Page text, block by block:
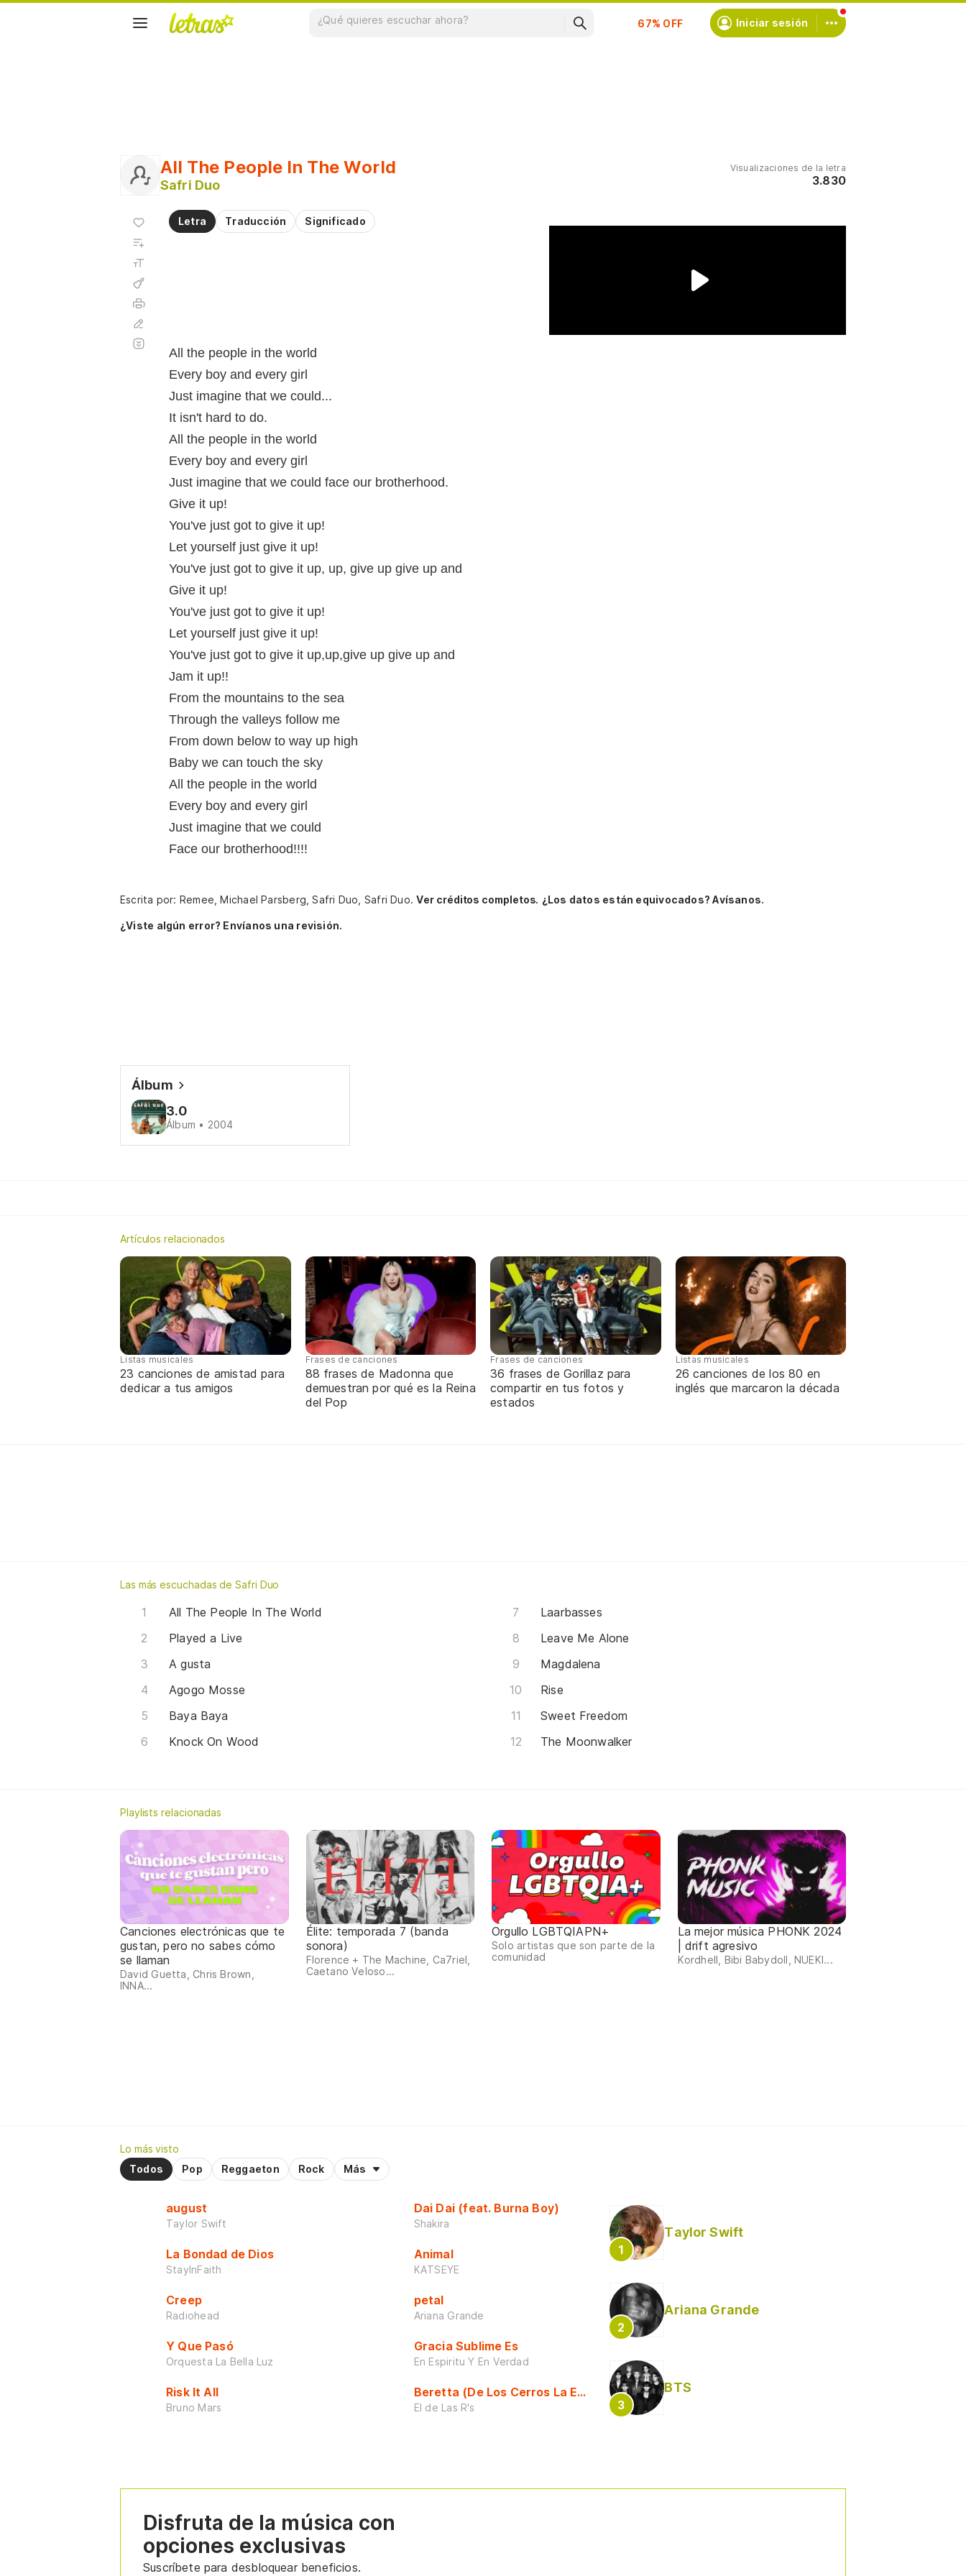
Suscríbete Iniciar sesión
Visualizaciones de la letra
3.830
All The People In The World
Safri Duo
Letra Traducción Significado
All the people in the world
Every boy and every girl
Just imagine that we could...
It isn't hard to do.
All the people in the world
Every boy and every girl
Just imagine that we could face our brotherhood.
Give it up!
You've just got to give it up!
Let yourself just give it up!
You've just got to give it up, up, give up give up and
Give it up!
You've just got to give it up!
Let yourself just give it up!
You've just got to give it up,up,give up give up and
Jam it up!!
From the mountains to the sea
Through the valleys follow me
From down below to way up high
Baby we can touch the sky
All the people in the world
Every boy and every girl
Just imagine that we could
Face our brotherhood!!!!
Agregar
favoritos
Agregar
automático
Escrita por: Remee, Michael Parsberg, Safri Duo, Safri Duo.Ver créditos completos. ¿Los datos están equivocados? Avísanos.
¿Viste algún error? Envíanos una revisión.
Álbum
3.0
Álbum • 2004
Artículos relacionados
Listas musicales
23 canciones de amistad para
dedicar a tus amigos
Frases de canciones
88 frases de Madonna que
demuestran por qué es la Reina
del Pop
Frases de canciones
36 frases de Gorillaz para
compartir en tus fotos y
estados
Listas musicales
26 canciones de los 80 en
inglés que marcaron la década
Las más escuchadas de Safri Duo
All The People In The World
Played a Live
A gusta
Agogo Mosse
Baya Baya
Knock On Wood
Laarbasses
Leave Me Alone
Magdalena
Rise
Sweet Freedom
The Moonwalker
Playlists relacionadas
Canciones electrónicas que te
gustan, pero no sabes cómo
se llaman
David Guetta, Chris Brown,
INNA...
Élite: temporada 7 (banda
sonora)
Florence + The Machine, Ca7riel,
Caetano Veloso...
Orgullo LGBTQIAPN+
Solo artistas que son parte de la
comunidad
La mejor música PHONK 2024
| drift agresivo
Kordhell, Bibi Babydoll, NUEKI...
Lo más visto
Todos
Pop Reggaeton Rock Más
august
Taylor Swift
La Bondad de Dios
StayInFaith
Creep
Radiohead
Y Que Pasó
Orquesta La Bella Luz
Risk It All
Bruno Mars
Dai Dai (feat. Burna Boy)
Shakira
Animal
KATSEYE
petal
Ariana Grande
Gracia Sublime Es
En Espiritu Y En Verdad
Beretta (De Los Cerros La Escuela)
El de Las R's
Taylor Swift
Ariana Grande
BTS
Disfruta de la música con
opciones exclusivas
Suscríbete para desbloquear beneficios.